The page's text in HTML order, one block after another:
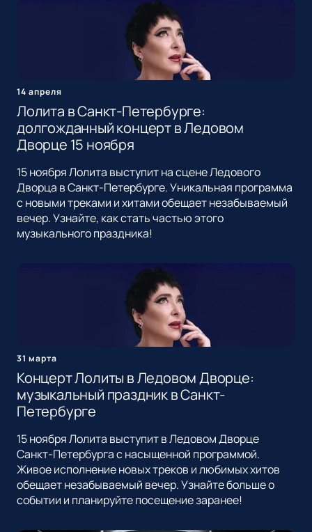
14 апреля
Лолита в Санкт-Петербурге:
долгожданный концерт в Ледовом
Дворце 15 ноября
15 ноября Лолита выступит на сцене Ледового
Дворца в Санкт-Петербурге. Уникальная программа
с новыми треками и хитами обещает незабываемый
вечер. Узнайте, как стать частью этого
музыкального праздника!
31 марта
Концерт Лолиты в Ледовом Дворце:
музыкальный праздник в Санкт-
Петербурге
15 ноября Лолита выступит в Ледовом Дворце
Санкт-Петербурга с насыщенной программой.
Живое исполнение новых треков и любимых хитов
обещает незабываемый вечер. Узнайте больше о
событии и планируйте посещение заранее!